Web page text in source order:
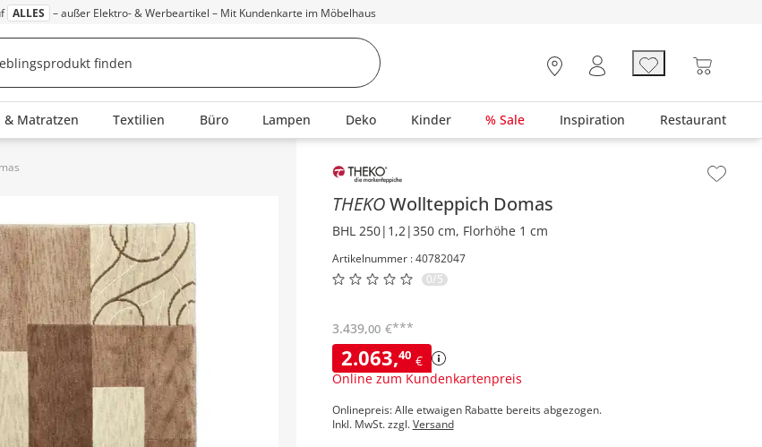
ALLES – außer Elektro- & Werbeartikel – Mit Kundenkarte im Möbelhaus
& Matratzen Textilien Büro Lampen Deko Kinder % Sale Inspiration Restaurant
Inhalt der Seitenleiste überspringen - Zum Seitenende
THEKOWollteppich Domas
BHL 250|1,2|350 cm, Florhöhe 1 cm
Artikelnummer : 40782047
0/5
2.063,40 €
Online zum Kundenkartenpreis
3.439,00 €***
Onlinepreis: Alle etwaigen Rabatte bereits abgezogen.
Inkl. MwSt. zzgl.Versand